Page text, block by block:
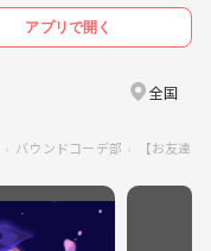
アプリで開く
全国
バウンドコーデ部 【お友達